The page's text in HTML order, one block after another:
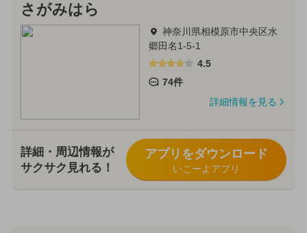
さがみはら
神奈川県相模原市中央区水
郷田名1-5-1
4.5
74件
詳細情報を見る
詳細・周辺情報が
サクサク見れる！
アプリをダウンロード
いこーよアプリ